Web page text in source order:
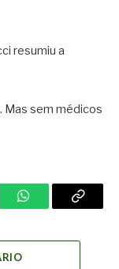
resumiu a
Mas sem médicos
WhatsAppCopy